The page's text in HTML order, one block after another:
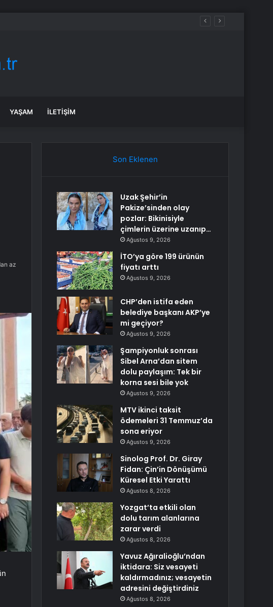
YAŞAM İLETIŞIM
az
Son Eklenen
Uzak Şehir’in
Pakize’sinden olay
pozlar: Bikinisiyle
çimlerin üzerine uzanıp…
Ağustos 9, 2026
İTO’ya göre 199 ürünün
fiyatı arttı
Ağustos 9, 2026
CHP’den istifa eden
belediye başkanı AKP’ye
mi geçiyor?
Ağustos 9, 2026
Şampiyonluk sonrası
Sibel Arna’dan sitem
dolu paylaşım: Tek bir
korna sesi bile yok
Ağustos 9, 2026
MTV ikinci taksit
ödemeleri 31 Temmuz’da
sona eriyor
Ağustos 9, 2026
Sinolog Prof. Dr. Giray
Fidan: Çin’in Dönüşümü
Küresel Etki Yarattı
Ağustos 8, 2026
Yozgat’ta etkili olan
dolu tarım alanlarına
zarar verdi
Ağustos 8, 2026
Yavuz Ağıralioğlu’ndan
iktidara: Siz vesayeti
kaldırmadınız; vesayetin
adresini değiştirdiniz
Ağustos 8, 2026